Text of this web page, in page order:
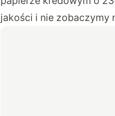
jakości i nie